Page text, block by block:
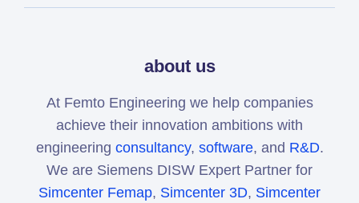
about us
At Femto Engineering we help companies
achieve their innovation ambitions with
engineering consultancy, software, and R&D.
We are Siemens DISW Expert Partner for
Simcenter Femap, Simcenter 3D, Simcenter